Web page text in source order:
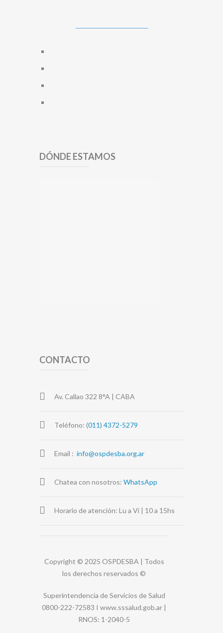
DÓNDE ESTAMOS
CONTACTO
Av. Callao 322 8°A | CABA
Teléfono: (011) 4372-5279
Email : info@ospdesba.org.ar
Chatea con nosotros: WhatsApp
Horario de atención: Lu a Vi | 10 a 15hs
Copyright © 2025 OSPDESBA | Todos
los derechos reservados ©
Superintendencia de Servicios de Salud
0800-222-72583 I www.sssalud.gob.ar |
RNOS: 1-2040-5